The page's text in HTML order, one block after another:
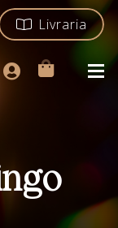
Livraria